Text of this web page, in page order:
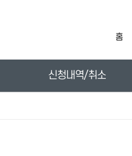
홈
신청내역/취소